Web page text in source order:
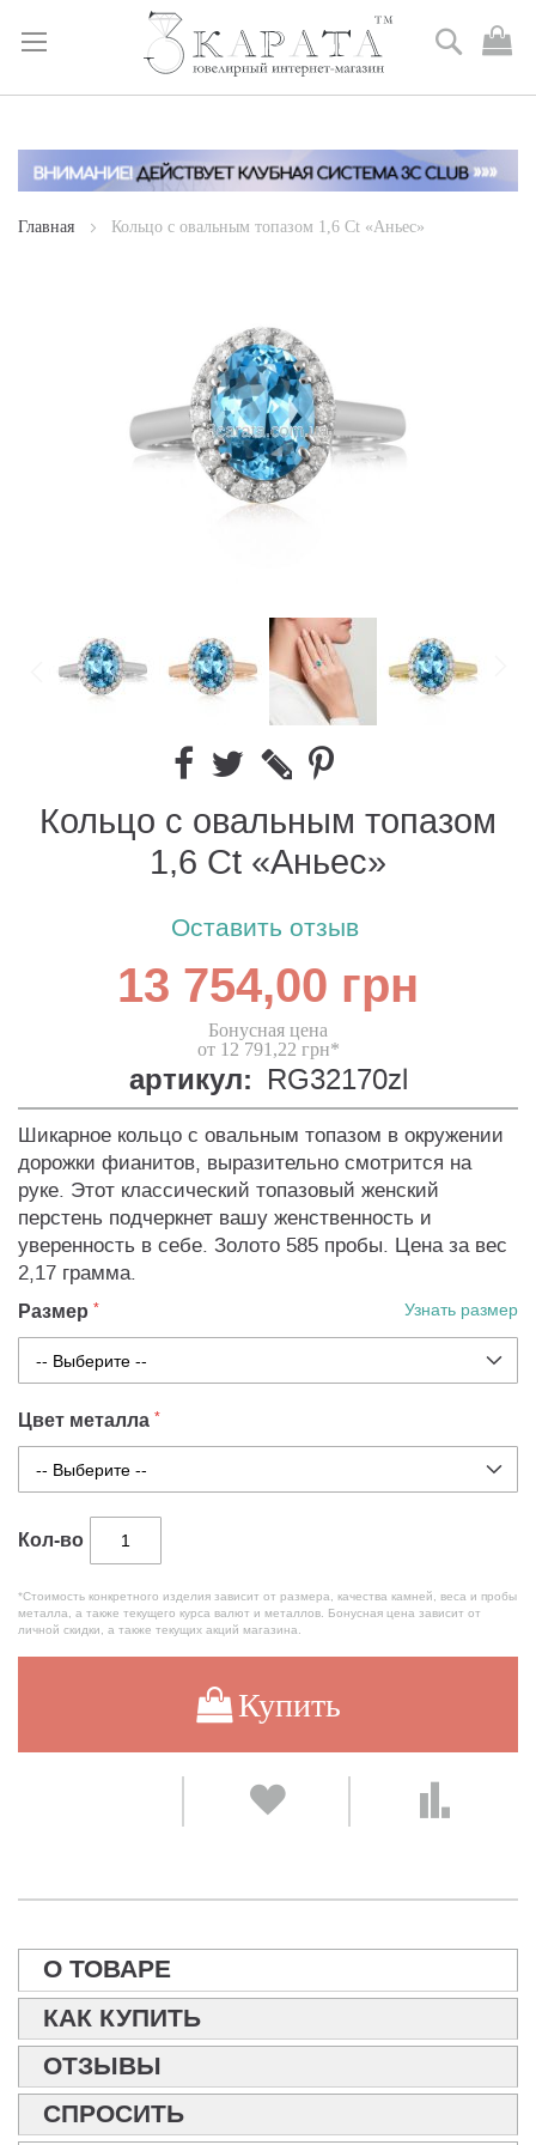
Skip
Content
Поиск
Главная Кольцо с овальным топазом 1,6 Ct «Аньес»
Кольцо с овальным топазом
1,6 Ct «Аньес»
Оставить отзыв
13 754,00 грн
Бонусная цена
от 12 791,22 грн*
артикул: RG32170zl
Шикарное кольцо с овальным топазом в окружении
дорожки фианитов, выразительно смотрится на
руке. Этот классический топазовый женский
перстень подчеркнет вашу женственность и
уверенность в себе. Золото 585 пробы. Цена за вес
2,17 грамма.
Размер Узнать размер
Цвет металла
Кол-во
*Стоимость конкретного изделия зависит от размера, качества камней, веса и пробы
металла, а также текущего курса валют и металлов. Бонусная цена зависит от
личной скидки, а также текущих акций магазина.
Купить
О ТОВАРЕ
КАК КУПИТЬ
ОТЗЫВЫ
СПРОСИТЬ